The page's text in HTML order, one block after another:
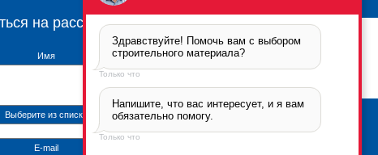
Брикфорд Москва
на рассылку
Имя
Выберите из списка
E-mail
Здравствуйте! Помочь вам с выбором
строительного материала?
Только что
Напишите, что вас интересует, и я вам
обязательно помогу.
Только что